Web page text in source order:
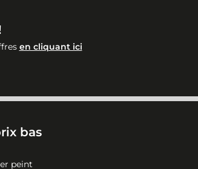
en cliquant ici
bas
peint